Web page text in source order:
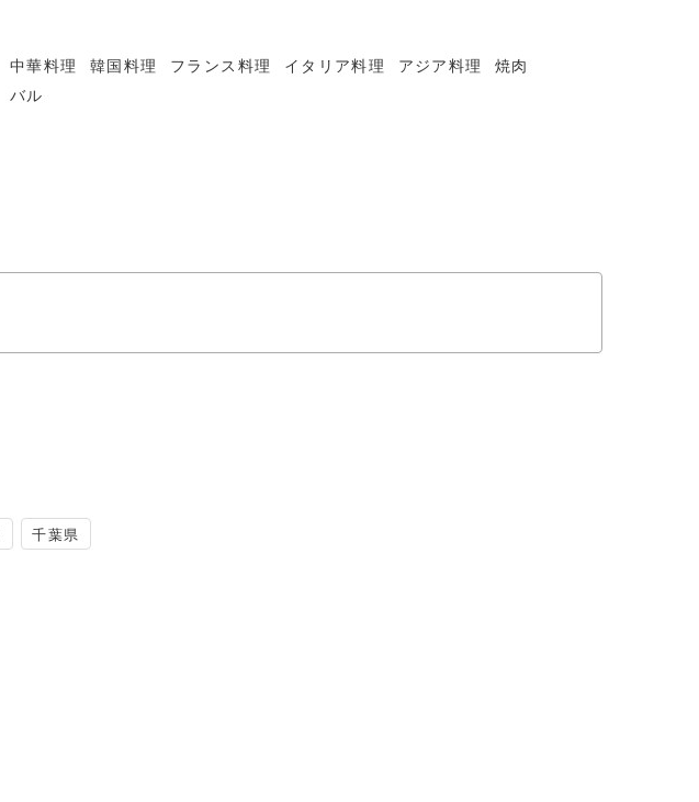
中華料理 韓国料理 フランス料理 イタリア料理 アジア料理
焼肉
バル
千葉県